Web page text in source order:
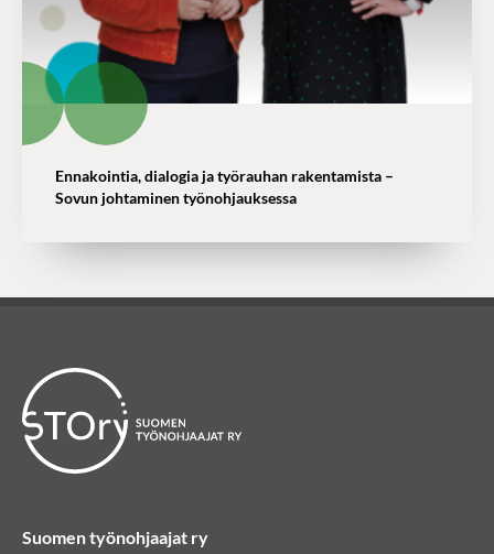
Ennakointia, dialogia ja työrauhan rakentamista –
Sovun johtaminen työnohjauksessa
Suomen työnohjaajat ry